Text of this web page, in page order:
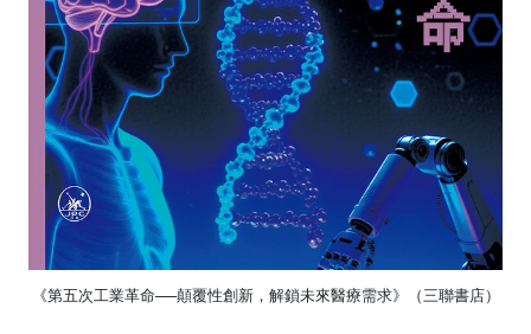
《第五次工業革命──顛覆性創新，解鎖未來醫療需求》（三聯書店）